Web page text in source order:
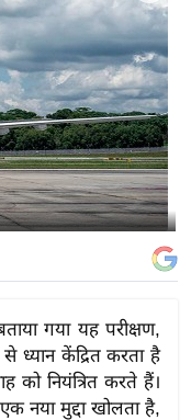
गया यह परीक्षण,
ध्यान केंद्रित करता है
को नियंत्रित करते हैं।
नया मुद्दा खोलता है,